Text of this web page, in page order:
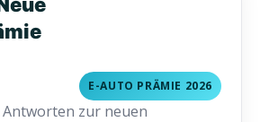
E-AUTO PRÄMIE 2026
zur neuen